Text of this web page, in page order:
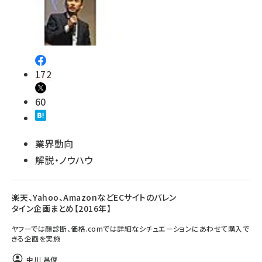
172
60
業界動向
解説・ノウハウ
楽天、Yahoo、AmazonなどECサイトのバレン
タイン企画まとめ【2016年】
ヤフーでは顔診断、価格.comでは詳細なシチュエーションにあわせて購入で
きる企画を実施
中川 昌俊